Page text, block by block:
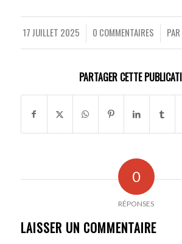
17 JUILLET 2025
/ 0 COMMENTAIRES
/ PAR
PARTAGER CETTE
0
RÉPONSES
LAISSER UN COMMENTAIRE